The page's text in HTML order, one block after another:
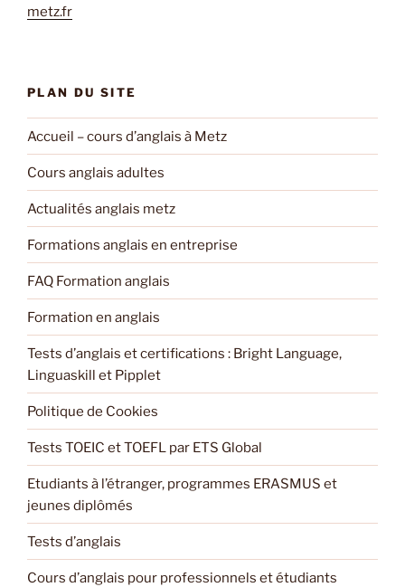
metz.fr
PLAN DU SITE
Accueil – cours d’anglais à Metz
Cours anglais adultes
Actualités anglais metz
Formations anglais en entreprise
FAQ Formation anglais
Formation en anglais
Tests d’anglais et certifications : Bright Language,
Linguaskill et Pipplet
Politique de Cookies
Tests TOEIC et TOEFL par ETS Global
Etudiants à l’étranger, programmes ERASMUS et
jeunes diplômés
Tests d’anglais
Cours d’anglais pour professionnels et étudiants